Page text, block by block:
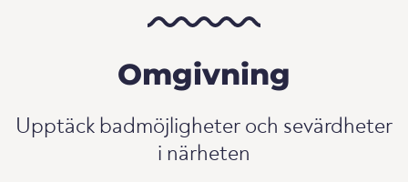
Omgivning
Upptäck badmöjligheter och sevärdheter
i närheten